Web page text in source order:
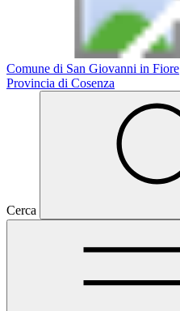
Comune di San Giovanni in Fiore
Provincia di Cosenza
Cerca